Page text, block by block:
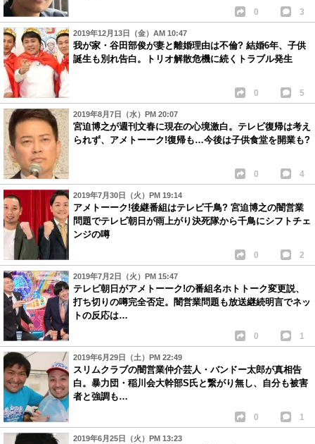
0 3
2019年12月13日（金）AM 10:47
我が家・谷田部俊が妻と離婚理由は不倫? 結婚6年、子供
誕生も別れ告白。トリオ解散危機に続くトラブル発生
0 5
2019年8月7日（水）PM 20:07
宮迫博之が週刊文春に現在の心境激白。テレビ復帰は考え
られず、アメトーーク!復帰も…今後は子供食堂を開業も?
0 4
2019年7月30日（火）PM 19:14
アメトーーク!後継番組はテレビ千鳥? 宮迫博之の闇営業
問題でテレビ朝日が雨上がり決死隊から千鳥にシフトチェ
ンジの噂
0 2
2019年7月2日（火）PM 15:47
テレビ朝日がアメトーーク!の番組名ホトトーク変更説、
打ち切りの噂完全否定。闇営業問題も放送継続明言でネッ
トの反応は…
0 1
2019年6月29日（土）PM 22:49
スリムクラブの闇営業仲介芸人・バンドー太郎が真相告
白。暴力団・稲川会大幹部S氏と繋がり無し、自分も被害
者と強調も…
0 1
2019年6月25日（火）PM 13:23